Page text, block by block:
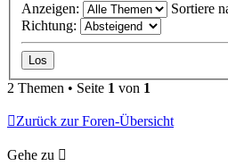
Anzeigen:
Sortiere
Richtung:
2 Themen • Seite 1 von 1
Zurück zur Foren-Übersicht
Gehe zu